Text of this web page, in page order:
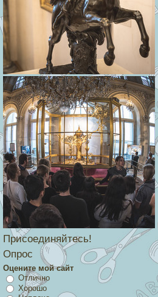
Присоединяйтесь!
Опрос
Оцените мой сайт
Отлично
Хорошо